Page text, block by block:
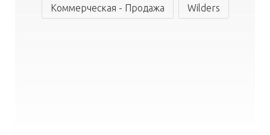
Коммерческая - Продажа Wilders